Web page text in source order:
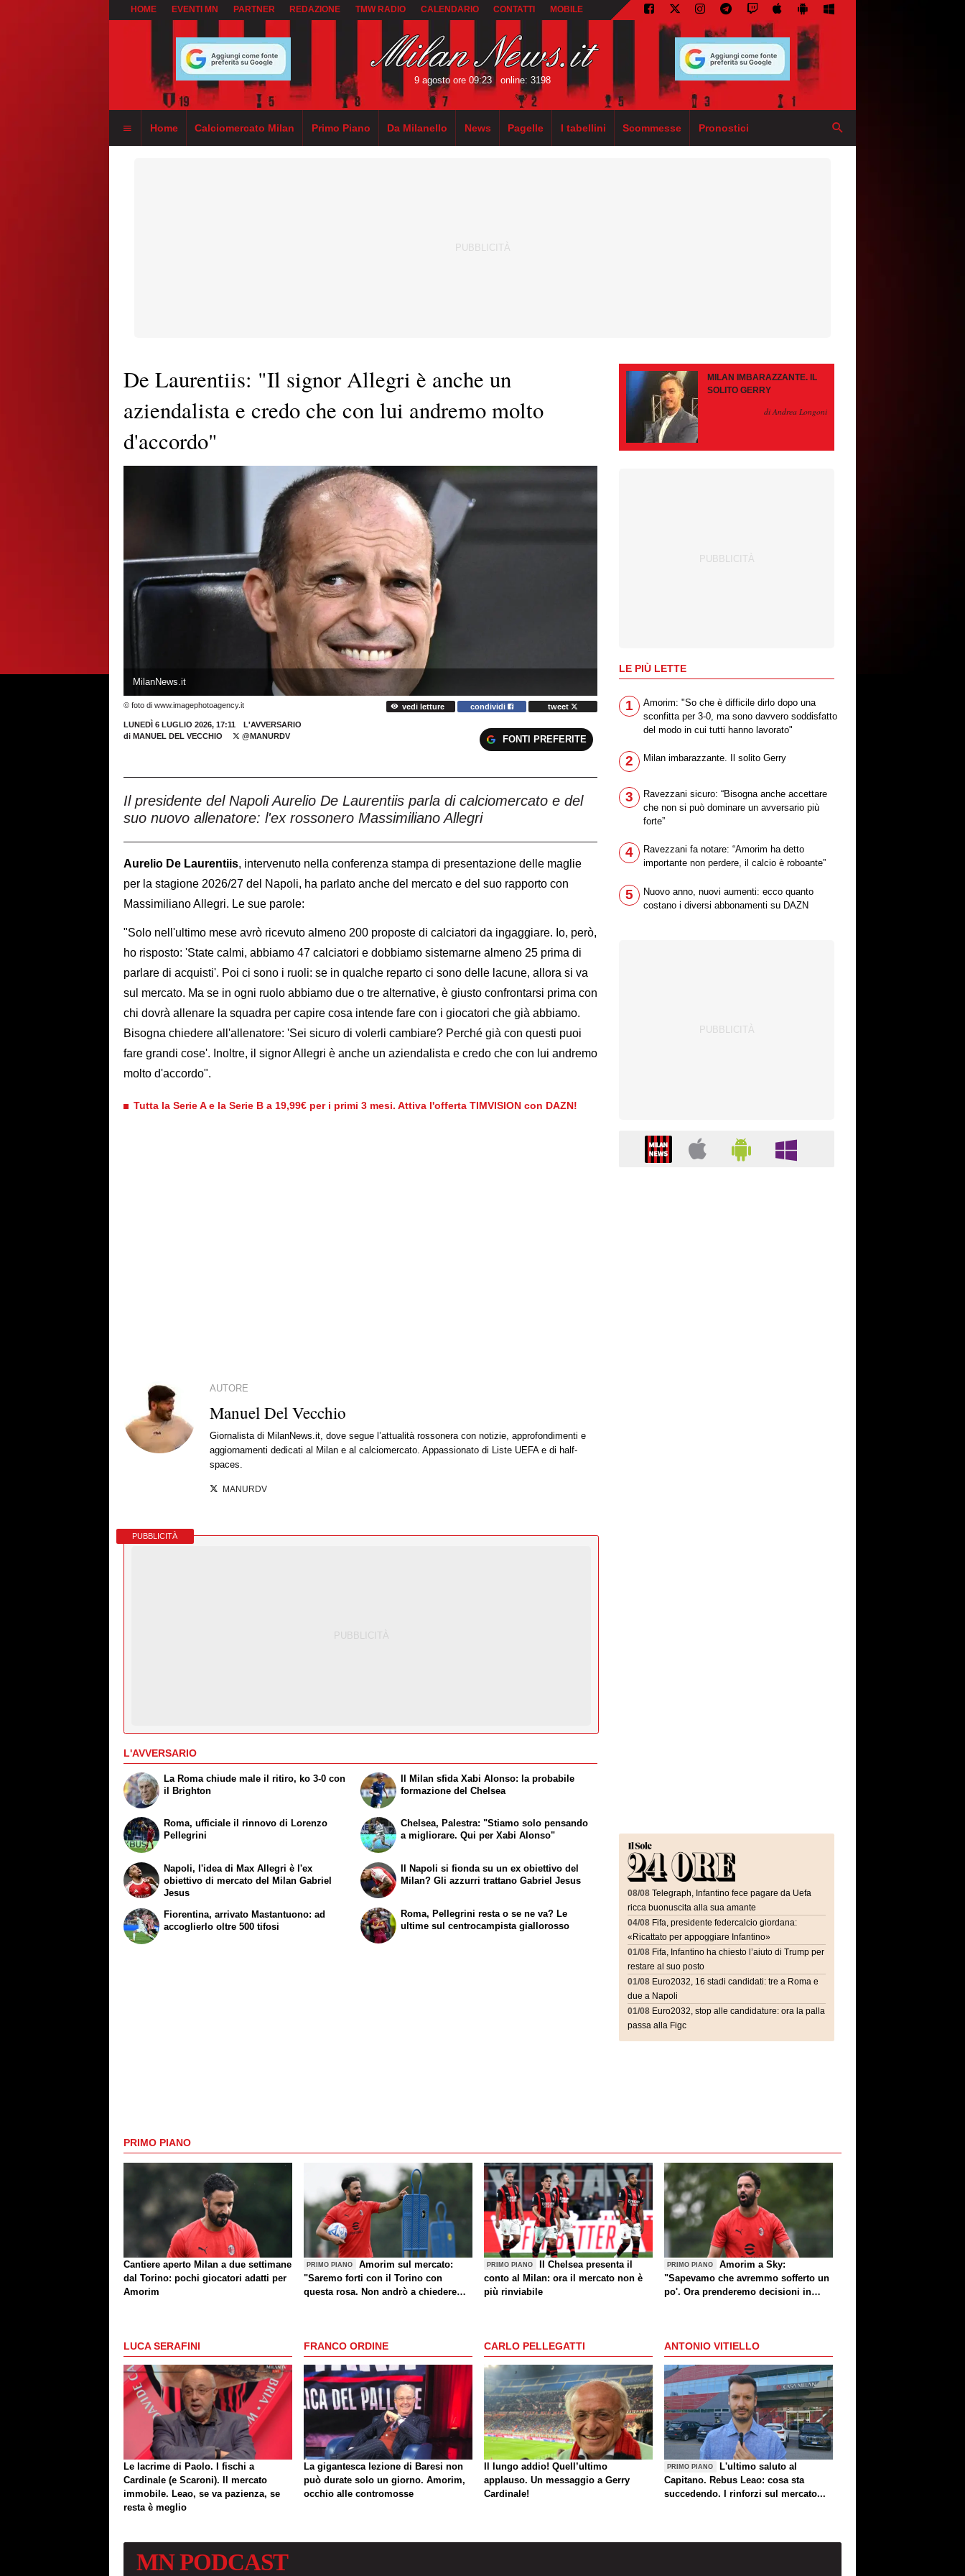
HOME EVENTI MN PARTNER REDAZIONE TMW RADIO CALENDARIO CONTATTI MOBILE
9 agosto ore 09:23 online: 3198
Home Calciomercato Milan Primo Piano Da Milanello News Pagelle I tabellini Scommesse Pronostici
De Laurentiis: "Il signor Allegri è anche un
aziendalista e credo che con lui andremo molto
d'accordo"
MilanNews.it
© foto di www.imagephotoagency.it vedi letture condividi tweet
LUNEDÌ 6 LUGLIO 2026, 17:11
L'AVVERSARIO
di MANUEL DEL VECCHIO @MANURDV FONTI PREFERITE
Il presidente del Napoli Aurelio De Laurentiis parla di calciomercato e del
suo nuovo allenatore: l'ex rossonero Massimiliano Allegri
Aurelio De Laurentiis, intervenuto nella conferenza stampa di presentazione delle maglie
per la stagione 2026/27 del Napoli, ha parlato anche del mercato e del suo rapporto con
Massimiliano Allegri. Le sue parole:
"Solo nell'ultimo mese avrò ricevuto almeno 200 proposte di calciatori da ingaggiare. Io, però,
ho risposto: 'State calmi, abbiamo 47 calciatori e dobbiamo sistemarne almeno 25 prima di
parlare di acquisti'. Poi ci sono i ruoli: se in qualche reparto ci sono delle lacune, allora si va
sul mercato. Ma se in ogni ruolo abbiamo due o tre alternative, è giusto confrontarsi prima con
chi dovrà allenare la squadra per capire cosa intende fare con i giocatori che già abbiamo.
Bisogna chiedere all'allenatore: 'Sei sicuro di volerli cambiare? Perché già con questi puoi
fare grandi cose'. Inoltre, il signor Allegri è anche un aziendalista e credo che con lui andremo
molto d'accordo".
Tutta la Serie A e la Serie B a 19,99€ per i primi 3 mesi. Attiva l'offerta TIMVISION con DAZN!
AUTORE
Manuel Del Vecchio
Giornalista di MilanNews.it, dove segue l’attualità rossonera con notizie, approfondimenti e
aggiornamenti dedicati al Milan e al calciomercato. Appassionato di Liste UEFA e di half-
spaces.
MANURDV
PUBBLICITÀ
L'AVVERSARIO
La Roma chiude male il ritiro, ko 3-0 con
il Brighton
Roma, ufficiale il rinnovo di Lorenzo
Pellegrini
Il Milan sfida Xabi Alonso: la probabile
formazione del Chelsea
Chelsea, Palestra: "Stiamo solo pensando
a migliorare. Qui per Xabi Alonso"
Napoli, l'idea di Max Allegri è l'ex
obiettivo di mercato del Milan Gabriel
Jesus
Fiorentina, arrivato Mastantuono: ad
accoglierlo oltre 500 tifosi
Il Napoli si fionda su un ex obiettivo del
Milan? Gli azzurri trattano Gabriel Jesus
Roma, Pellegrini resta o se ne va? Le
ultime sul centrocampista giallorosso
MILAN IMBARAZZANTE. IL
SOLITO GERRY
di Andrea Longoni
LE PIÙ LETTE
1
Amorim: "So che è difficile dirlo dopo una
sconfitta per 3-0, ma sono davvero soddisfatto
del modo in cui tutti hanno lavorato"
2 Milan imbarazzante. Il solito Gerry
3
Ravezzani sicuro: “Bisogna anche accettare
che non si può dominare un avversario più
forte”
4
Ravezzani fa notare: “Amorim ha detto
importante non perdere, il calcio è roboante”
5
Nuovo anno, nuovi aumenti: ecco quanto
costano i diversi abbonamenti su DAZN
08/08 Telegraph, Infantino fece pagare da Uefa
ricca buonuscita alla sua amante
04/08 Fifa, presidente federcalcio giordana:
«Ricattato per appoggiare Infantino»
01/08 Fifa, Infantino ha chiesto l’aiuto di Trump per
restare al suo posto
01/08 Euro2032, 16 stadi candidati: tre a Roma e
due a Napoli
01/08 Euro2032, stop alle candidature: ora la palla
passa alla Figc
PRIMO PIANO
Cantiere aperto Milan a due settimane
dal Torino: pochi giocatori adatti per
Amorim
PRIMO PIANO
Amorim sul mercato:
"Saremo forti con il Torino con
questa rosa. Non andrò a chiedere
PRIMO PIANO
Il Chelsea presenta il
conto al Milan: ora il mercato non è
più rinviabile
PRIMO PIANO
Amorim a Sky:
"Sapevamo che avremmo sofferto un
po'. Ora prenderemo decisioni in
LUCA SERAFINI
Le lacrime di Paolo. I fischi a
Cardinale (e Scaroni). Il mercato
immobile. Leao, se va pazienza, se
resta è meglio
FRANCO ORDINE
La gigantesca lezione di Baresi non
può durate solo un giorno. Amorim,
occhio alle contromosse
CARLO PELLEGATTI
Il lungo addio! Quell’ultimo
applauso. Un messaggio a Gerry
Cardinale!
ANTONIO VITIELLO
PRIMO PIANO
L'ultimo saluto al
Capitano. Rebus Leao: cosa sta
succedendo. I rinforzi sul mercato...
MNPODCAST